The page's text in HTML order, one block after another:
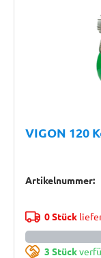
VIGON 120
Artikelnummer:
0 Stück
3 Stück